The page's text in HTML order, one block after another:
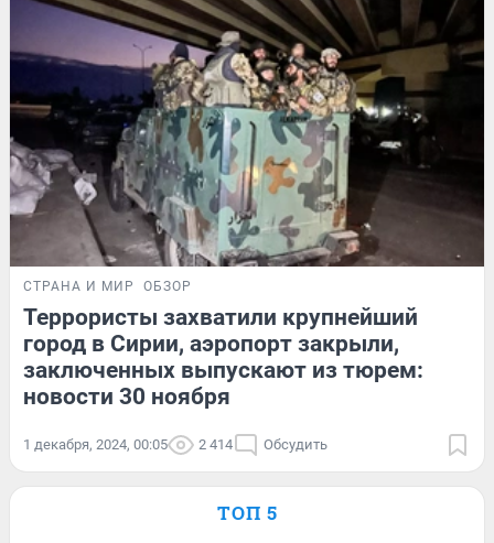
СТРАНА И МИР ОБЗОР
Террористы захватили крупнейший
город в Сирии, аэропорт закрыли,
заключенных выпускают из тюрем:
новости 30 ноября
1 декабря, 2024, 00:05 2 414 Обсудить
ТОП 5